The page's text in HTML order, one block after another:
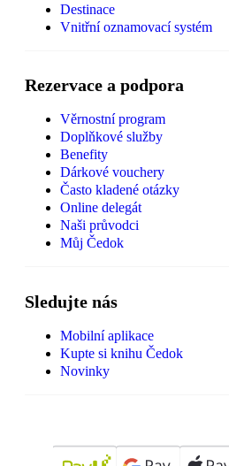
Destinace
Vnitřní oznamovací systém
Rezervace a podpora
Věrnostní program
Doplňkové služby
Benefity
Dárkové vouchery
Často kladené otázky
Online delegát
Naši průvodci
Můj Čedok
Sledujte nás
Mobilní aplikace
Kupte si knihu Čedok
Novinky